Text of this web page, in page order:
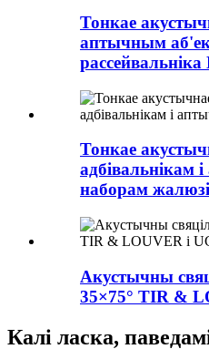
Тонкае
аптычным
Тонкае
адбівальнікам
наборам жалюзі
Акустычны
35×75° TIR &
Калі ласка,